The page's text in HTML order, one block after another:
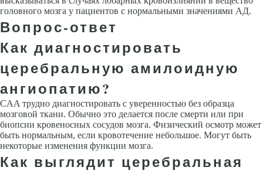
головного мозга у пациентов с нормальными значениями АД.
Вопрос-ответ
Как диагностировать
церебральную амилоидную
ангиопатию?
CAA трудно диагностировать с уверенностью без образца
мозговой ткани. Обычно это делается после смерти или при
биопсии кровеносных сосудов мозга. Физический осмотр может
быть нормальным, если кровотечение небольшое. Могут быть
некоторые изменения функции мозга.
Как выглядит церебральная